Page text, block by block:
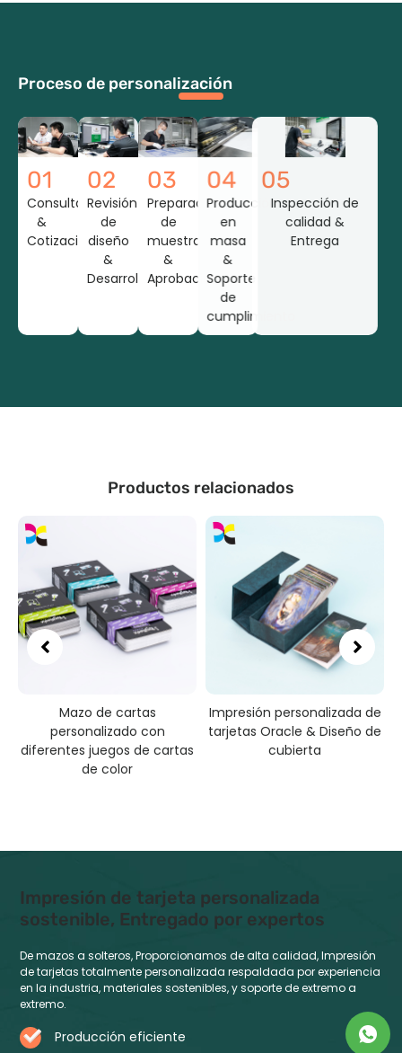
Proceso de personalización
01
Consulta
&
Cotización
02
Revisión
de
diseño
&
Desarrollo
03
Preparación
de
muestra
&
Aprobación
04
Producción
en
masa
&
Soporte
de
cumplimiento
05
Inspección de
calidad &
Entrega
Productos relacionados
Mazo de cartas
personalizado con
diferentes juegos de cartas
de color
Impresión personalizada de
tarjetas Oracle & Diseño de
cubierta
Impresión de tarjeta personalizada
sostenible, Entregado por expertos
De mazos a solteros, Proporcionamos de alta calidad, Impresión
de tarjetas totalmente personalizada respaldada por experiencia
en la industria, materiales sostenibles, y soporte de extremo a
extremo.
Producción eficiente